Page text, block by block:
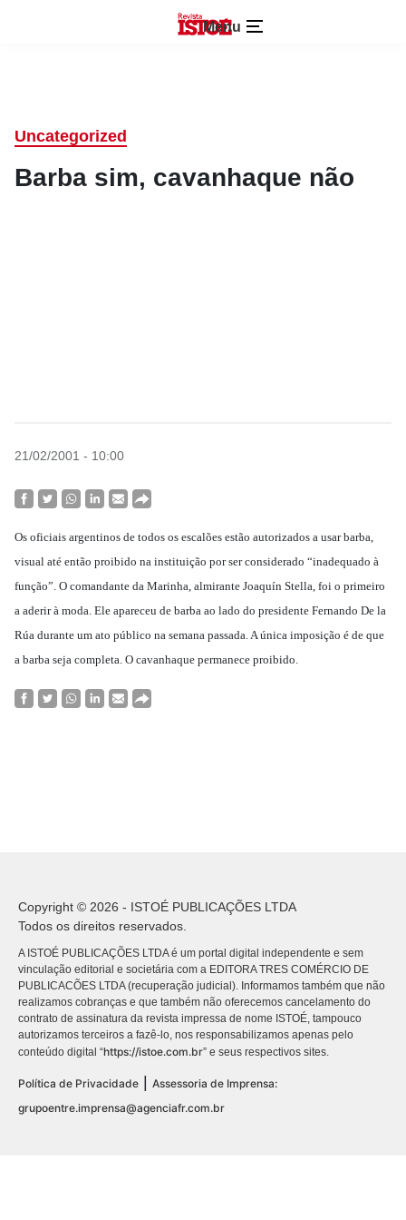
Menu
Uncategorized
Barba sim, cavanhaque não
21/02/2001 - 10:00
Os oficiais argentinos de todos os escalões estão autorizados a usar barba,
visual até então proibido na instituição por ser considerado “inadequado à
função”. O comandante da Marinha, almirante Joaquín Stella, foi o primeiro
a aderir à moda. Ele apareceu de barba ao lado do presidente Fernando De la
Rúa durante um ato público na semana passada. A única imposição é de que
a barba seja completa. O cavanhaque permanece proibido.
Copyright © 2026 - ISTOÉ PUBLICAÇÕES LTDA
Todos os direitos reservados.
A ISTOÉ PUBLICAÇÕES LTDA é um portal digital independente e sem
vinculação editorial e societária com a EDITORA TRES COMÉRCIO DE
PUBLICACÕES LTDA (recuperação judicial). Informamos também que não
realizamos cobranças e que também não oferecemos cancelamento do
contrato de assinatura da revista impressa de nome ISTOÉ, tampouco
autorizamos terceiros a fazê-lo, nos responsabilizamos apenas pelo
conteúdo digital “https://istoe.com.br” e seus respectivos sites.
Política de Privacidade
Assessoria de Imprensa:
grupoentre.imprensa@agenciafr.com.br